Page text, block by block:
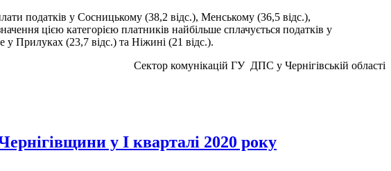
податків у Сосницькому (38,2 відс.), Менському (36,5 відс.),
цією категорією платників найбільше сплачується податків у
у Прилуках (23,7 відс.) та Ніжині (21 відс.).
Сектор комунікацій ГУ ДПС у Чернігівській області
у І кварталі 2020 року